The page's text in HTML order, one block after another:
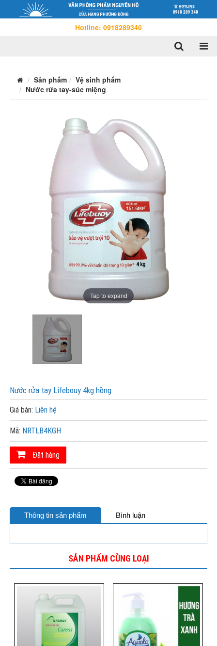
Hotline: 0918289340
Sản phẩm
Vệ sinh phẩm
Nước rửa tay-súc miệng
Tap to expand
Nước rửa tay Lifebouy 4kg hồng
Giá bán: Liên hệ
Mã: NRTLB4KGH
Đặt hàng
Thông tin sản phẩm Bình luận
SẢN PHẨM CÙNG LOẠI